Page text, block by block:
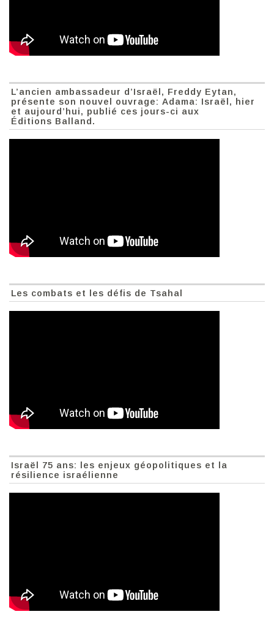
L’ancien ambassadeur d’Israël, Freddy Eytan,
présente son nouvel ouvrage: Adama: Israël, hier
et aujourd’hui, publié ces jours-ci aux
Éditions Balland.
Les combats et les défis de Tsahal
Israël 75 ans: les enjeux géopolitiques et la
résilience israélienne